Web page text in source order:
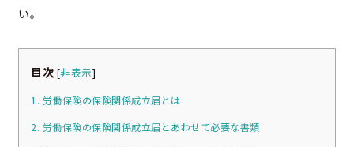
い。
目次 [非表示]
1. 労働保険の保険関係成立届とは
2. 労働保険の保険関係成立届とあわせて必要な書類